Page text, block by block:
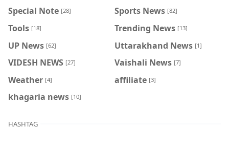
Special Note [28] Sports News [82]
Tools [18] Trending News [13]
UP News [62] Uttarakhand News [1]
VIDESH NEWS [27] Vaishali News [7]
Weather [4] affiliate [3]
khagaria news [10]
HASHTAG